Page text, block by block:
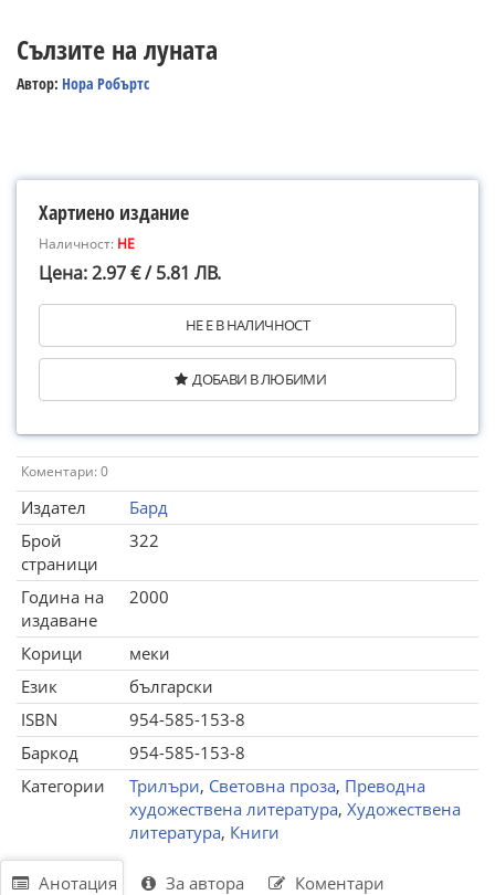
Сълзите на луната
Автор: Нора Робъртс
Хартиено издание
Наличност: НЕ
Цена: 2.97 € / 5.81 ЛВ.
НЕ Е В НАЛИЧНОСТ
ДОБАВИ В ЛЮБИМИ
Коментари: 0
Издател
Бард
Брой
страници
322
Година на
издаване
2000
Корици
меки
Език
български
ISBN
954-585-153-8
Баркод
954-585-153-8
Категории
Трилъри, Световна проза, Преводна
художествена литература, Художествена
литература, Книги
Анотация За автора Коментари